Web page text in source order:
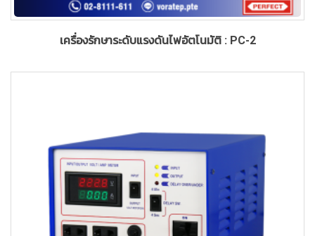
เครื่องรักษาระดับแรงดันไฟอัตโนมัติ : PC-2